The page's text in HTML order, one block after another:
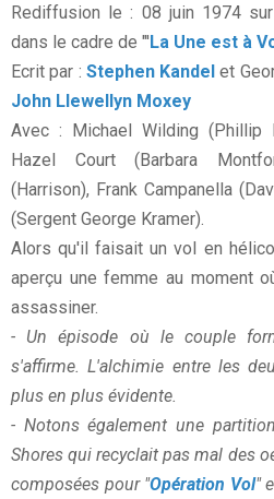
Rediffusion le : 08 juin 1974
dans le cadre de "'La Une est à
Ecrit par : Stephen Kandel et
John Llewellyn Moxey
Avec : Michael Wilding (Phillip
Hazel Court (Barbara
(Harrison), Frank Campanella
(Sergent George Kramer).
Alors qu'il faisait un vol en
aperçu une femme au moment
assassiner.
- Un épisode où le couple
s'affirme. L'alchimie entre les
plus en plus évidente.
- Notons également une
Shores qui recyclait pas mal des
composées pour "Opération Vol"